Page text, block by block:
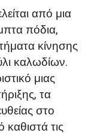
από μια
πόδια,
κίνησης
καλωδίων.
μιας
τα
στο
καθιστά τις